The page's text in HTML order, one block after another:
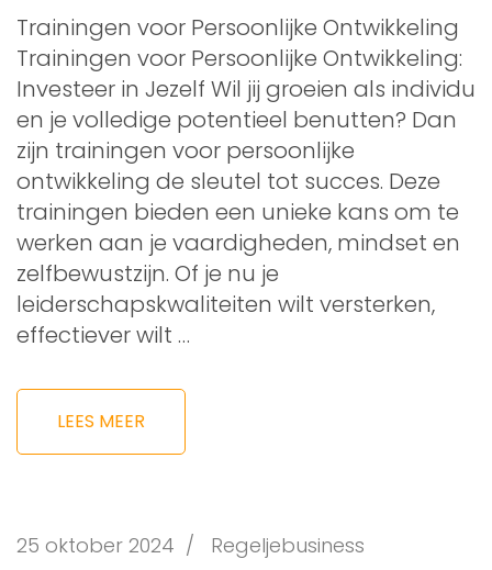
Trainingen voor Persoonlijke Ontwikkeling
Trainingen voor Persoonlijke Ontwikkeling:
Investeer in Jezelf Wil jij groeien als individu
en je volledige potentieel benutten? Dan
zijn trainingen voor persoonlijke
ontwikkeling de sleutel tot succes. Deze
trainingen bieden een unieke kans om te
werken aan je vaardigheden, mindset en
zelfbewustzijn. Of je nu je
leiderschapskwaliteiten wilt versterken,
effectiever wilt …
LEES MEER
25 oktober 2024 / Regeljebusiness